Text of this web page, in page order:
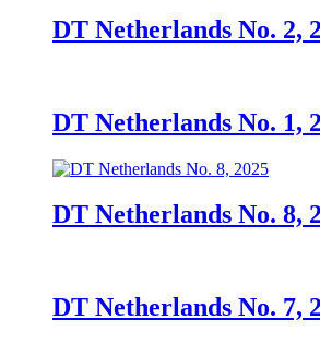
DT Netherlands No. 2,
DT Netherlands No. 1,
DT Netherlands No. 8,
DT Netherlands No. 7,